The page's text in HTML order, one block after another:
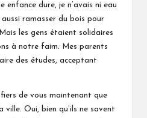
enfance dure, je n’avais ni eau
ramasser du bois pour
les gens étaient solidaires
à notre faim. Mes parents
des études, acceptant
de vous maintenant que
Oui, bien qu’ils ne savent